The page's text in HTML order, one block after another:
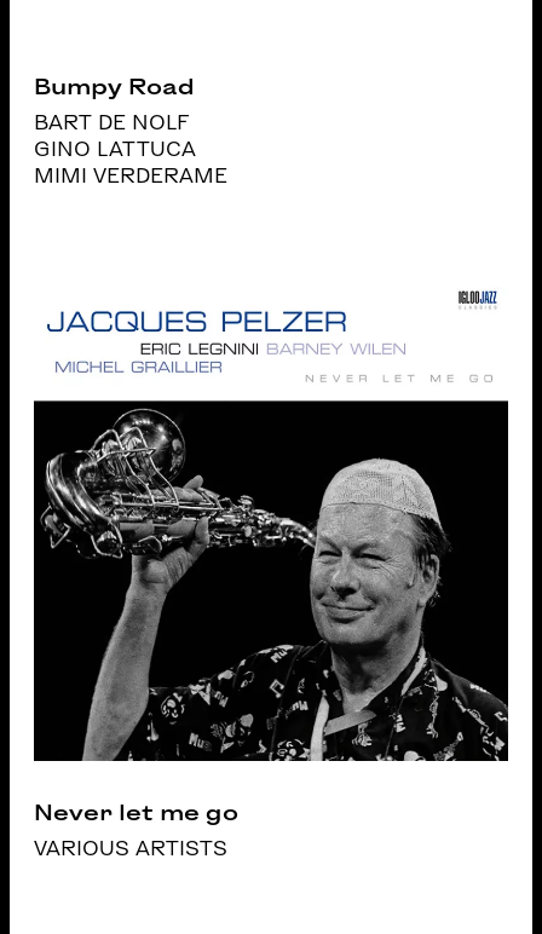
Bumpy Road
BART DE NOLF
GINO LATTUCA
MIMI VERDERAME
Never let me go
VARIOUS ARTISTS